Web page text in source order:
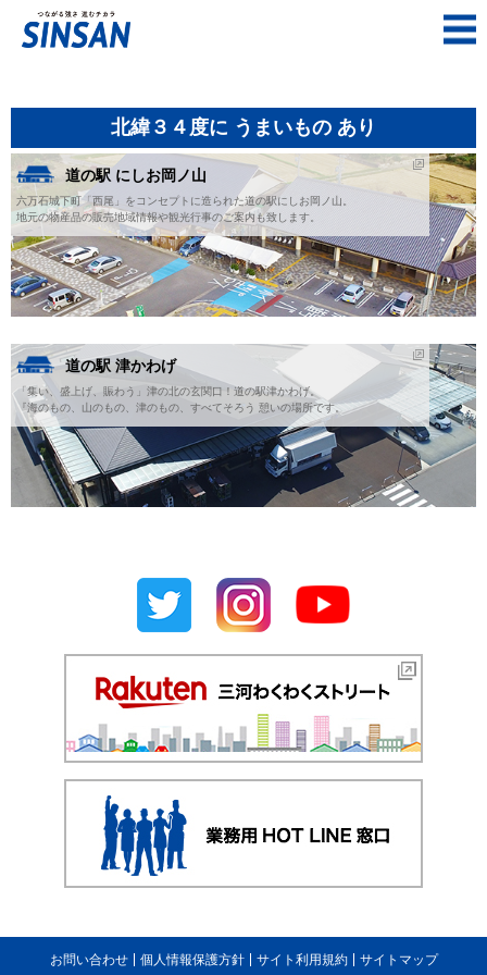
北緯３４度に うまいもの あり
道の駅 にしお岡ノ山
六万石城下町「西尾」をコンセプトに造られた道の駅にしお岡ノ山。
地元の物産品の販売地域情報や観光行事のご案内も致します。
道の駅 津かわげ
「集い、盛上げ、賑わう」津の北の玄関口！道の駅津かわげ。
『海のもの、山のもの、津のもの、すべてそろう 憩いの場所です。
お問い合わせ 個人情報保護方針 サイト利用規約 サイトマップ